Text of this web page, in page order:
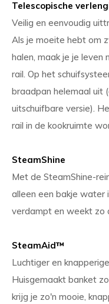
Telescopische
Veilig en eenvoudig
Als je moeite hebt om
halen, maak je je leven
rail. Op het
braadpan helemaal uit
uitschuifbare versie).
rail in de kookruimte
SteamShine
Met de SteamShine-
alleen een bakje
verdampt en weekt zo
SteamAid™
Luchtiger en
Huisgemaakt banket
krijg je zo'n mooie,